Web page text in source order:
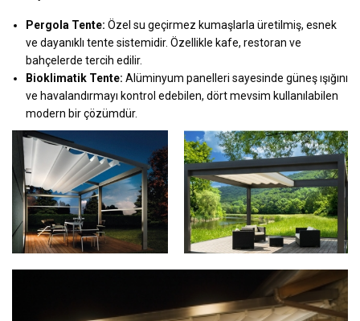
Pergola Tente: Özel su geçirmez kumaşlarla üretilmiş, esnek
ve dayanıklı tente sistemidir. Özellikle kafe, restoran ve
bahçelerde tercih edilir.
Bioklimatik Tente: Alüminyum panelleri sayesinde güneş ışığını
ve havalandırmayı kontrol edebilen, dört mevsim kullanılabilen
modern bir çözümdür.